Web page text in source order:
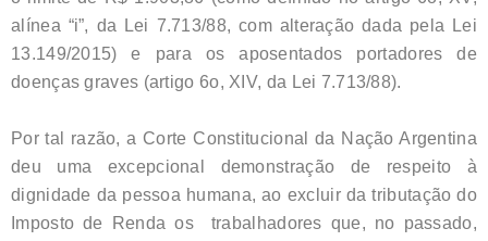
alínea “i”, da Lei 7.713/88, com alteração dada pela Lei
13.149/2015) e para os aposentados portadores de
doenças graves (artigo 6o, XIV, da Lei 7.713/88).
Por tal razão, a Corte Constitucional da Nação Argentina
deu uma excepcional demonstração de respeito à
dignidade da pessoa humana, ao excluir da tributação do
Imposto de Renda os trabalhadores que, no passado,